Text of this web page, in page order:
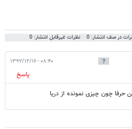
در صف انتشار: 0 نظرات غیرقابل انتشار: 0
۰۸:۴۰ - ۱۳۹۲/۱۲/۱۶
پاسخ
حرفا چون چیزی نمونده از دریا